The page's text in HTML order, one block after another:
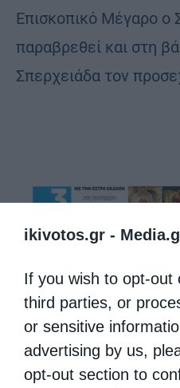
ikivotos.gr -
If you wish to opt-out
third parties, or
or sensitive
advertising by us,
opt-out section to
Επισκοπικό Μέγαρο ο
παραβρεθεί και στη
Σπερχειάδα τον